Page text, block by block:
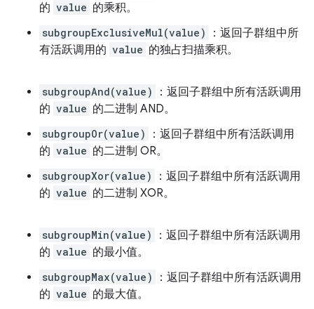
的 value 的乘积。
subgroupExclusiveMul(value)
：返回子群组中所
有活跃调用的 value 的独占扫描乘积。
subgroupAnd(value)
：返回子群组中所有活跃调用
的 value 的二进制 AND。
subgroupOr(value)
：返回子群组中所有活跃调用
的 value 的二进制 OR。
subgroupXor(value)
：返回子群组中所有活跃调用
的 value 的二进制 XOR。
subgroupMin(value)
：返回子群组中所有活跃调用
的 value 的最小值。
subgroupMax(value)
：返回子群组中所有活跃调用
的 value 的最大值。